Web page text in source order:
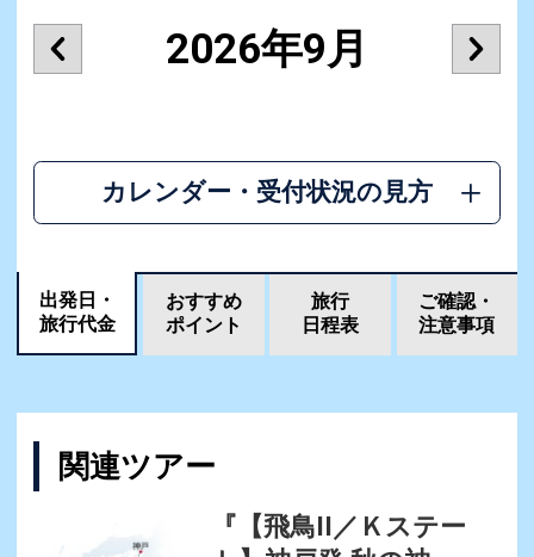
2026年9月
カレンダー・受付状況の見方
出発日・
旅行代金
おすすめ
ポイント
旅行
日程表
ご確認・
注意事項
関連ツアー
『【飛鳥II／Ｋステー